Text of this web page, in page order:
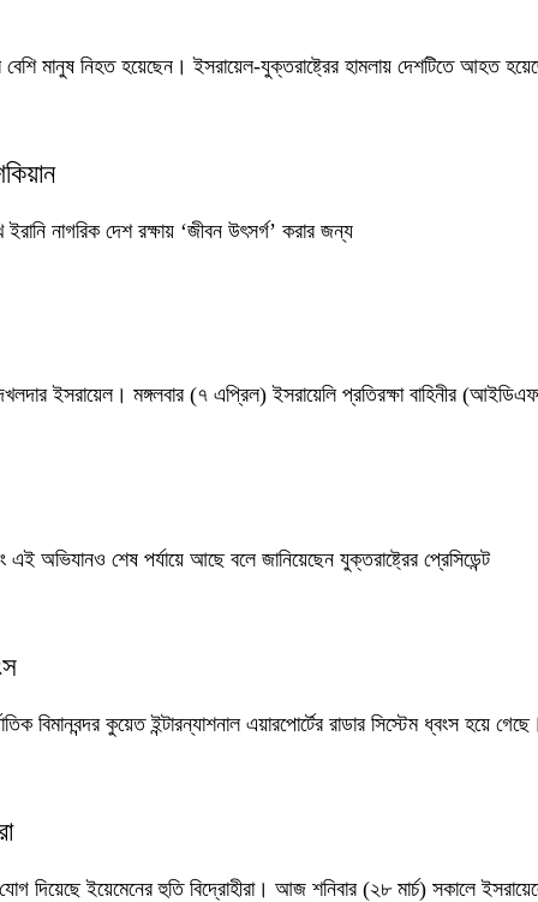
বেশি মানুষ নিহত হয়েছেন। ইসরায়েল-যুক্তরাষ্ট্রের হামলায় দেশটিতে আহত
নাগরিক দেশ রক্ষায় ‘জীবন উৎসর্গ’ করার জন্য
ইসরায়েল। মঙ্গলবার (৭ এপ্রিল) ইসরায়েলি প্রতিরক্ষা বাহিনীর
অভিযানও শেষ পর্যায়ে আছে বলে জানিয়েছেন যুক্তরাষ্ট্রের প্রেসিডেন্ট
কুয়েত ইন্টারন্যাশনাল এয়ারপোর্টের রাডার সিস্টেম ধ্বংস হয়ে
দিয়েছে ইয়েমেনের হুতি বিদ্রোহীরা। আজ শনিবার (২৮ মার্চ) সকালে